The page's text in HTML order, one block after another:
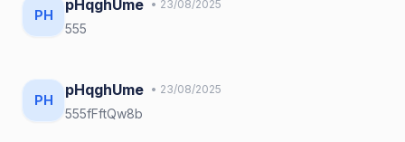
PH
pHqghUme • 23/08/2025
555
PH
pHqghUme • 23/08/2025
555fFftQw8b